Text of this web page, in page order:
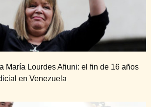
María Lourdes Afiuni: el fin de 16 años
en Venezuela